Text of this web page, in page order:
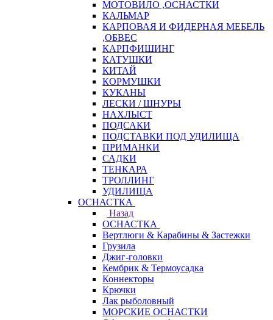
МОТОВИЛО ,ОСНАСТКИ
КАЛЬМАР
КАРПОВАЯ И ФИДЕРНАЯ МЕБЕЛЬ
,ОБВЕС
КАРПФИШИНГ
КАТУШКИ
КИТАЙ
КОРМУШКИ
КУКАНЫ
ЛЕСКИ / ШНУРЫ
НАХЛЫСТ
ПОДСАКИ
ПОДСТАВКИ ПОД УДИЛИЩА
ПРИМАНКИ
САДКИ
ТЕНКАРА
ТРОЛЛИНГ
УДИЛИЩА
ОСНАСТКА
Назад
ОСНАСТКА
Вертлюги & Карабины & Застежки
Грузила
Джиг-головки
Кембрик & Термоусадка
Коннекторы
Крючки
Лак рыболовный
МОРСКИЕ ОСНАСТКИ